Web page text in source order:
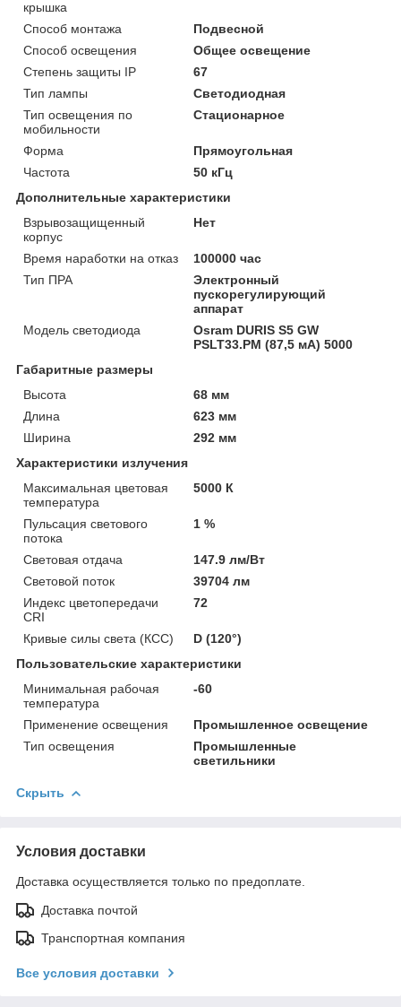
крышка
Способ монтажа
Подвесной
Способ освещения
Общее освещение
Степень защиты IP
67
Тип лампы
Светодиодная
Тип освещения по
мобильности
Стационарное
Форма
Прямоугольная
Частота
50 кГц
Дополнительные характеристики
Взрывозащищенный
корпус
Нет
Время наработки на отказ
100000 час
Тип ПРА
Электронный
пускорегулирующий
аппарат
Модель светодиода
Osram DURIS S5 GW
PSLT33.PM (87,5 мА) 5000
Габаритные размеры
Высота
68 мм
Длина
623 мм
Ширина
292 мм
Характеристики излучения
Максимальная цветовая
температура
5000 К
Пульсация светового
потока
1 %
Световая отдача
147.9 лм/Вт
Световой поток
39704 лм
Индекс цветопередачи
CRI
72
Кривые силы света (КСС)
D (120°)
Пользовательские характеристики
Минимальная рабочая
температура
-60
Применение освещения
Промышленное освещение
Тип освещения
Промышленные
светильники
Скрыть
Условия доставки
Доставка осуществляется только по предоплате.
Доставка почтой
Транспортная компания
Все условия доставки